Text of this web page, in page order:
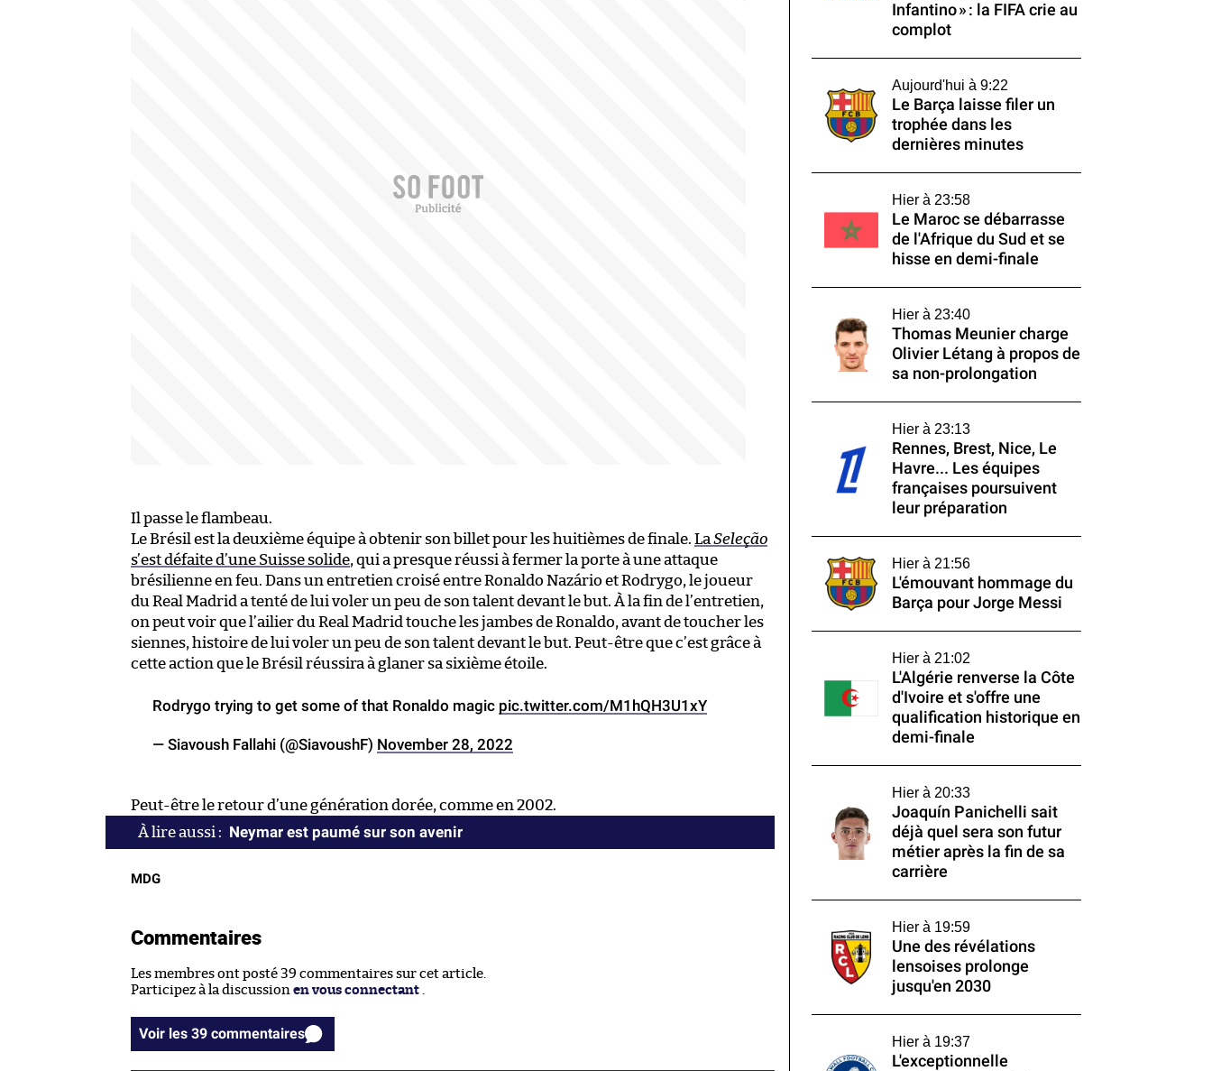
Il passe le flambeau.
Le Brésil est la deuxième équipe à obtenir son billet pour les huitièmes de finale. La Seleção
s’est défaite d’une Suisse solide, qui a presque réussi à fermer la porte à une attaque
brésilienne en feu. Dans un entretien croisé entre Ronaldo Nazário et Rodrygo, le joueur
du Real Madrid a tenté de lui voler un peu de son talent devant le but. À la fin de l’entretien,
on peut voir que l’ailier du Real Madrid touche les jambes de Ronaldo, avant de toucher les
siennes, histoire de lui voler un peu de son talent devant le but. Peut-être que c’est grâce à
cette action que le Brésil réussira à glaner sa sixième étoile.
Rodrygo trying to get some of that Ronaldo magic pic.twitter.com/M1hQH3U1xY
— Siavoush Fallahi (@SiavoushF) November 28, 2022
Peut-être le retour d’une génération dorée, comme en 2002.
Neymar est paumé sur son avenir
MDG
Commentaires
Les membres ont posté 39 commentaires sur cet article.
Participez à la discussion en vous connectant .
Voir les 39 commentaires
Infantino » : la FIFA crie au
complot
Aujourd'hui à 9:22
Le Barça laisse filer un
trophée dans les
dernières minutes
Hier à 23:58
Le Maroc se débarrasse
de l'Afrique du Sud et se
hisse en demi-finale
Hier à 23:40
Thomas Meunier charge
Olivier Létang à propos de
sa non-prolongation
Hier à 23:13
Rennes, Brest, Nice, Le
Havre... Les équipes
françaises poursuivent
leur préparation
Hier à 21:56
L'émouvant hommage du
Barça pour Jorge Messi
Hier à 21:02
L'Algérie renverse la Côte
d'Ivoire et s'offre une
qualification historique en
demi-finale
Hier à 20:33
Joaquín Panichelli sait
déjà quel sera son futur
métier après la fin de sa
carrière
Hier à 19:59
Une des révélations
lensoises prolonge
jusqu'en 2030
Hier à 19:37
L'exceptionnelle